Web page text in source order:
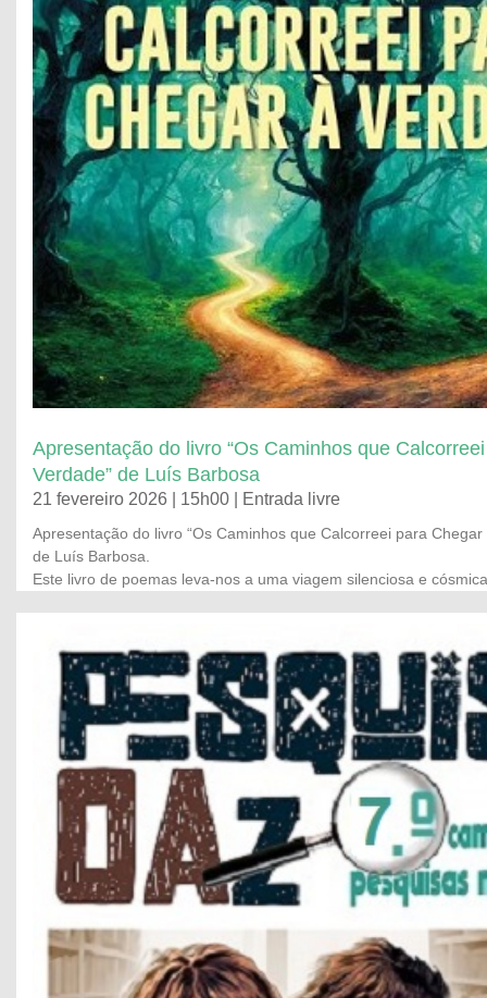
Apresentação do livro “Os Caminhos que
Verdade” de Luís Barbosa
21 fevereiro 2026 | 15h00 | Entrada livre
Apresentação do livro “Os Caminhos que Calcorreei para
de Luís Barbosa.
Este livro de poemas leva-nos a uma viagem silenciosa e